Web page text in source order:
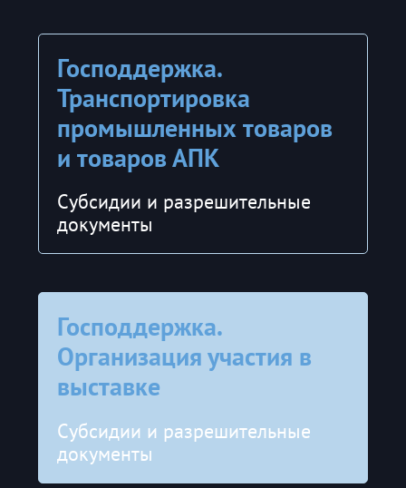
Господдержка.
Транспортировка
промышленных товаров
и товаров АПК
Субсидии и разрешительные
документы
Господдержка.
Организация участия в
выставке
Субсидии и разрешительные
документы